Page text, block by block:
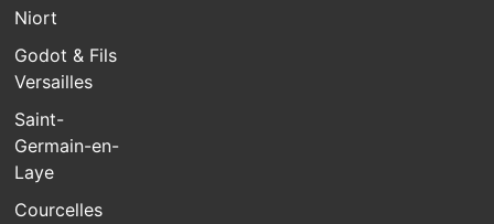
Niort
Godot & Fils
Versailles
Saint-
Germain-en-
Laye
Courcelles